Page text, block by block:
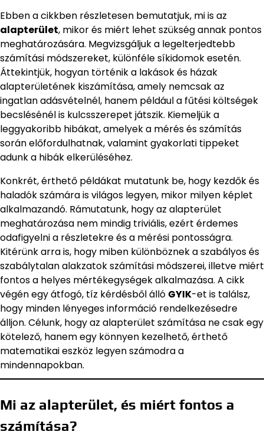
Ebben a cikkben részletesen bemutatjuk, mi is az
alapterület, mikor és miért lehet szükség annak pontos
meghatározására. Megvizsgáljuk a legelterjedtebb
számítási módszereket, különféle síkidomok esetén.
Áttekintjük, hogyan történik a lakások és házak
alapterületének kiszámítása, amely nemcsak az
ingatlan adásvételnél, hanem például a fűtési költségek
becslésénél is kulcsszerepet játszik. Kiemeljük a
leggyakoribb hibákat, amelyek a mérés és számítás
során előfordulhatnak, valamint gyakorlati tippeket
adunk a hibák elkerüléséhez.
Konkrét, érthető példákat mutatunk be, hogy kezdők és
haladók számára is világos legyen, mikor milyen képlet
alkalmazandó. Rámutatunk, hogy az alapterület
meghatározása nem mindig triviális, ezért érdemes
odafigyelni a részletekre és a mérési pontosságra.
Kitérünk arra is, hogy miben különböznek a szabályos és
szabálytalan alakzatok számítási módszerei, illetve miért
fontos a helyes mértékegységek alkalmazása. A cikk
végén egy átfogó, tíz kérdésből álló GYIK-et is találsz,
hogy minden lényeges információ rendelkezésedre
álljon. Célunk, hogy az alapterület számítása ne csak egy
kötelező, hanem egy könnyen kezelhető, érthető
matematikai eszköz legyen számodra a
mindennapokban.
Mi az alapterület, és miért fontos a
számítása?